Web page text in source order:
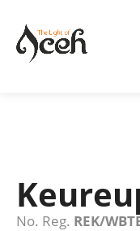
No. Reg. REK/